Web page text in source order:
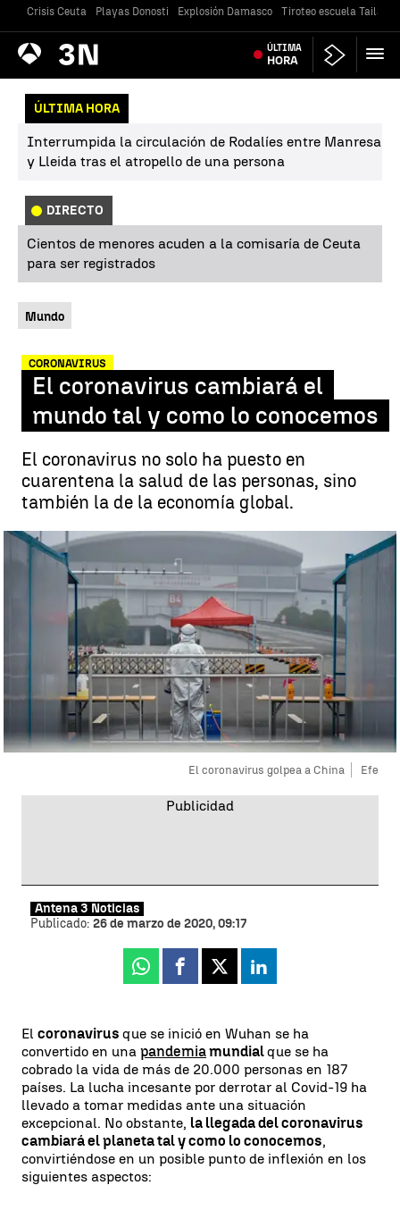
Crisis Ceuta Playas Donosti Explosión Damasco Tiroteo escuela
Antena
3 Noticias ÚLTIMA
HORA
ÚLTIMA HORA
Interrumpida la circulación de Rodalíes entre Manresa
y Lleida tras el atropello de una persona
DIRECTO
Cientos de menores acuden a la comisaría de Ceuta
para ser registrados
Mundo
CORONAVIRUS
El coronavirus cambiará el
mundo tal y como lo conocemos
El coronavirus no solo ha puesto en
cuarentena la salud de las personas, sino
también la de la economía global.
El coronavirus golpea a China Efe
Antena 3 Noticias
Publicado: 26 de marzo de 2020, 09:17
Whatsapp
Facebook
X Linkedin
El coronavirus que se inició en Wuhan se ha
convertido en una pandemiamundialque se ha
cobrado la vida de más de 20.000 personas en 187
países. La lucha incesante por derrotar al Covid-19 ha
llevado a tomar medidas ante una situación
excepcional. No obstante, la llegada del coronavirus
cambiará el planeta tal y como lo conocemos,
convirtiéndose en un posible punto de inflexión en los
siguientes aspectos: